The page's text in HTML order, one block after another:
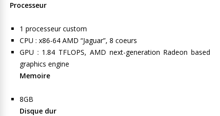
Processeur
1 processeur custom
CPU : x86-64 AMD “Jaguar”, 8 coeurs
GPU : 1.84 TFLOPS, AMD next-generation Radeon based
graphics engine
Memoire
8GB
Disque dur